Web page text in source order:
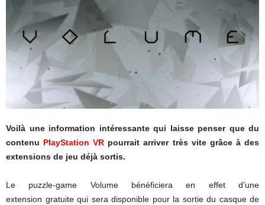
Voilà une information intéressante qui laisse penser que du
contenu PlayStation VR pourrait arriver très vite grâce à des
extensions de jeu déjà sortis.
Le puzzle-game Volume bénéficiera en effet d’une
extension gratuite qui sera disponible pour la sortie du casque de